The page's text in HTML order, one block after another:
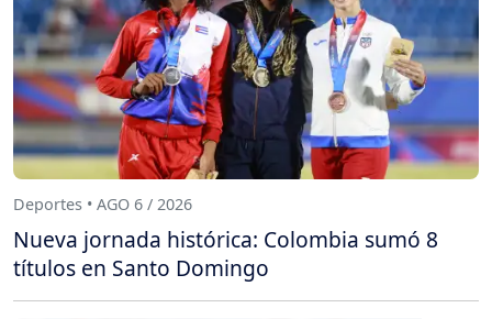
Deportes • AGO 6 / 2026
Nueva jornada histórica: Colombia sumó 8
títulos en Santo Domingo